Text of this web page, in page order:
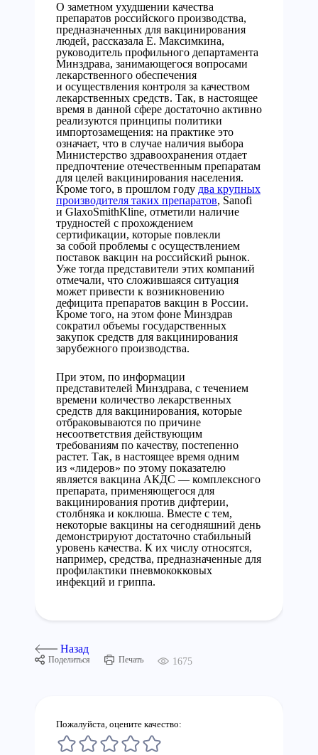
О заметном ухудшении качества
препаратов российского производства,
предназначенных для вакцинирования
людей, рассказала Е. Максимкина,
руководитель профильного департамента
Минздрава, занимающегося вопросами
лекарственного обеспечения
и осуществления контроля за качеством
лекарственных средств. Так, в настоящее
время в данной сфере достаточно активно
реализуются принципы политики
импортозамещения: на практике это
означает, что в случае наличия выбора
Министерство здравоохранения отдает
предпочтение отечественным препаратам
для целей вакцинирования населения.
Кроме того, в прошлом году два крупных
производителя таких препаратов, Sanofi
и GlaxoSmithKline, отметили наличие
трудностей с прохождением
сертификации, которые повлекли
за собой проблемы с осуществлением
поставок вакцин на российский рынок.
Уже тогда представители этих компаний
отмечали, что сложившаяся ситуация
может привести к возникновению
дефицита препаратов вакцин в России.
Кроме того, на этом фоне Минздрав
сократил объемы государственных
закупок средств для вакцинирования
зарубежного производства.
При этом, по информации
представителей Минздрава, с течением
времени количество лекарственных
средств для вакцинирования, которые
отбраковываются по причине
несоответствия действующим
требованиям по качеству, постепенно
растет. Так, в настоящее время одним
из «лидеров» по этому показателю
является вакцина АКДС — комплексного
препарата, применяющегося для
вакцинирования против дифтерии,
столбняка и коклюша. Вместе с тем,
некоторые вакцины на сегодняшний день
демонстрируют достаточно стабильный
уровень качества. К их числу относятся,
например, средства, предназначенные для
профилактики пневмококковых
инфекций и гриппа.
Назад
Поделиться Печать 1675
Пожалуйста, оцените качество: